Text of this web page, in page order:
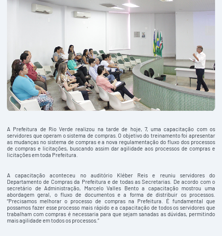
A Prefeitura de Rio Verde realizou na tarde de hoje, 7, uma capacitação com os
servidores que operam o sistema de compras. O objetivo do treinamento foi apresentar
as mudanças no sistema de compras e a nova regulamentação do fluxo dos processos
de compras e licitações, buscando assim dar agilidade aos processos de compras e
licitações em toda Prefeitura.
A capacitação aconteceu no auditório Kléber Reis e reuniu servidores do
Departamento de Compras da Prefeitura e de todas as Secretarias. De acordo com o
secretário de Administração, Marcelo Valles Bento a capacitação mostrou uma
abordagem geral, o fluxo de documentos e a forma de distribuir os processos.
“Precisamos melhorar o processo de compras na Prefeitura. É fundamental que
possamos fazer esse processo mais rápido e a capacitação de todos os servidores que
trabalham com compras é necessaria para que sejam sanadas as dúvidas, permitindo
mais agilidade em todos os processos.”